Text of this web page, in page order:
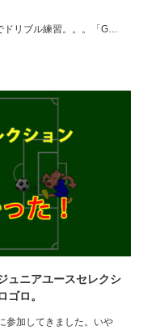
ドリブル練習。。。「G…
ュニアユースセレクシ
ゴロ。
参加してきました。いや